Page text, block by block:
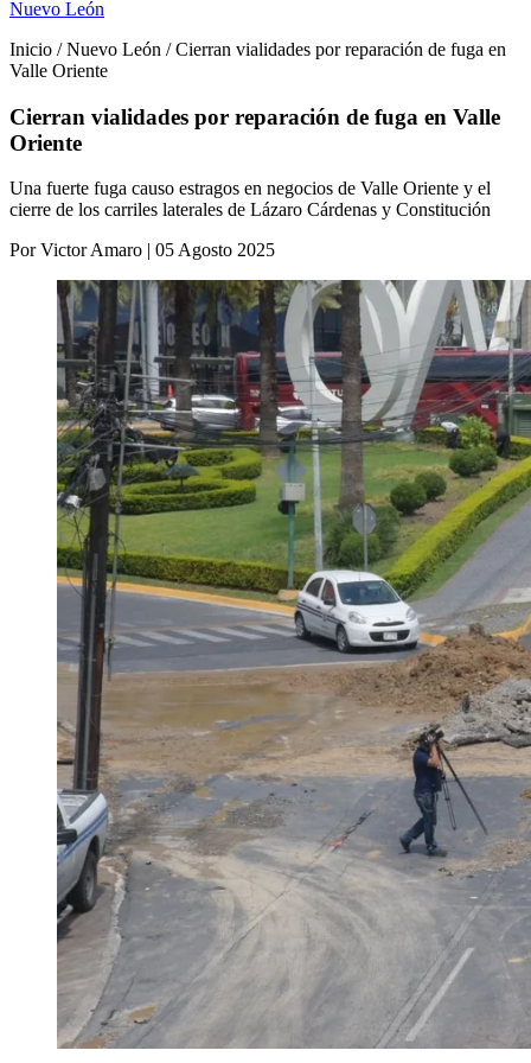
Nuevo León
Inicio / Nuevo León / Cierran vialidades por reparación de fuga en
Valle Oriente
Cierran vialidades por reparación de fuga en Valle
Oriente
Una fuerte fuga causo estragos en negocios de Valle Oriente y el
cierre de los carriles laterales de Lázaro Cárdenas y Constitución
Por Victor Amaro | 05 Agosto 2025